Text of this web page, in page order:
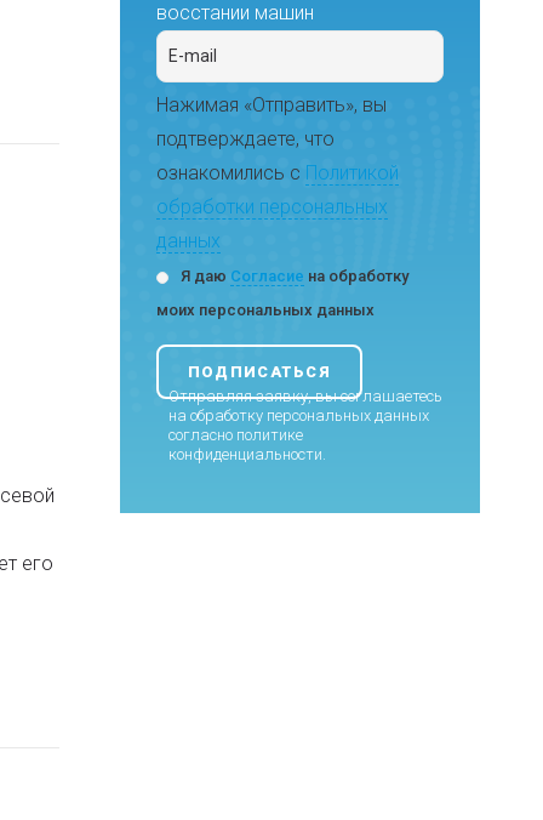
его
восстании машин
Нажимая «Отправить», вы
подтверждаете, что
ознакомились с Политикой
обработки персональных
данных
Я даю Согласие на обработку
моих персональных данных
Отправляя заявку, вы соглашаетесь
на обработку персональных данных
согласно политике
конфиденциальности.